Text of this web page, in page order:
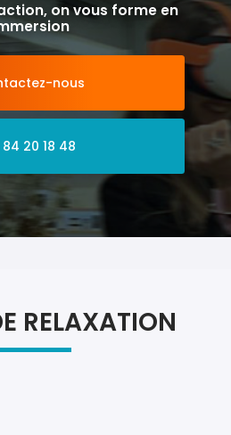
on vous forme en
nous
84 20 18 48
RELAXATION